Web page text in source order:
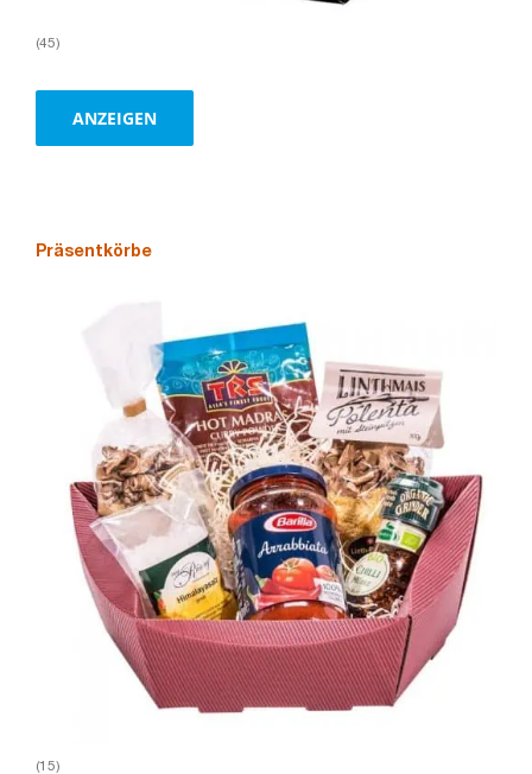
(45)
ANZEIGEN
Präsentkörbe
(15)